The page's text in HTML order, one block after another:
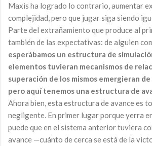
Maxis ha logrado lo contrario, aumentar
complejidad, pero que jugar siga siendo
Parte del extrañamiento que produce al
también de las expectativas: de alguien
esperábamos un estructura de
elementos tuvieran mecanismos de
superación de los mismos emergieran
pero aquí tenemos una estructura de
Ahora bien, esta estructura de avance es
negligente. En primer lugar porque yerra
puede que en el sistema anterior tuviera
avance —cuánto de cerca se está de la